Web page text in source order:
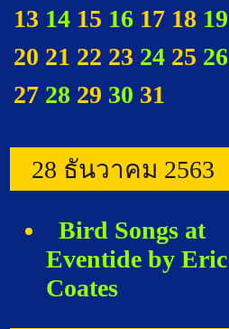
13 14 15 16 17 18 19
20 21 22 23 24 25 26
27 28 29 30 31
28 ธันวาคม 2563
Bird Songs at
Eventide by Eric
Coates